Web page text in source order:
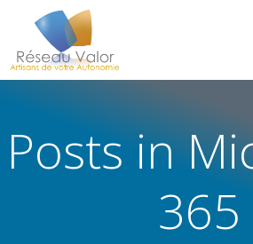
Posts in
365